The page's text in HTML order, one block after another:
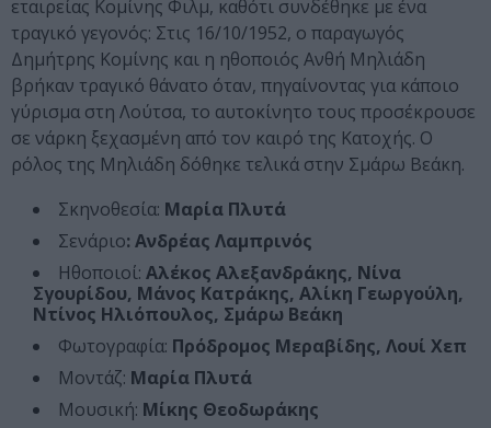
εταιρείας Κομίνης Φιλμ, καθότι συνδέθηκε με ένα
τραγικό γεγονός: Στις 16/10/1952, ο παραγωγός
Δημήτρης Κομίνης και η ηθοποιός Ανθή Μηλιάδη
βρήκαν τραγικό θάνατο όταν, πηγαίνοντας για κάποιο
γύρισμα στη Λούτσα, το αυτοκίνητο τους προσέκρουσε
σε νάρκη ξεχασμένη από τον καιρό της Κατοχής. Ο
ρόλος της Μηλιάδη δόθηκε τελικά στην Σμάρω Βεάκη.
Σκηνοθεσία: Μαρία Πλυτά
Σενάριο: Ανδρέας Λαμπρινός
Ηθοποιοί: Αλέκος Αλεξανδράκης, Νίνα
Σγουρίδου, Μάνος Κατράκης, Αλίκη Γεωργούλη,
Ντίνος Ηλιόπουλος, Σμάρω Βεάκη
Φωτογραφία: Πρόδρομος Μεραβίδης, Λουί Χεπ
Μοντάζ: Μαρία Πλυτά
Μουσική: Μίκης Θεοδωράκης